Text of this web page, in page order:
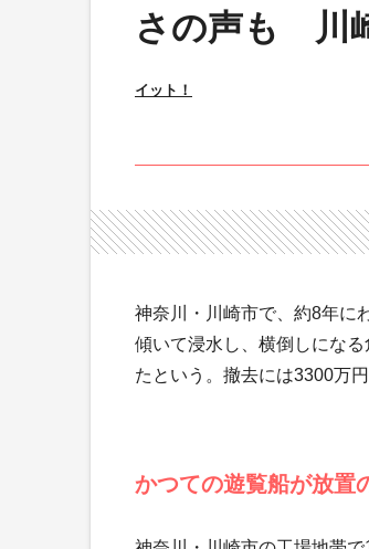
さの声も 川
イット！
神奈川・川崎市で、約8年に
傾いて浸水し、横倒しにな
たという。撤去には3300万
かつての遊覧船が放置